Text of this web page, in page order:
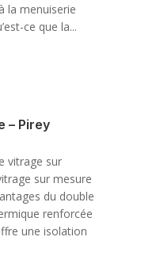
la menuiserie
ce que la...
– Pirey
vitrage sur
sur mesure
du double
renforcée
une isolation